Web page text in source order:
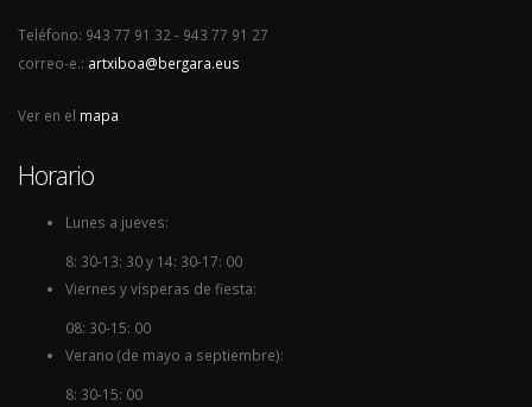
Teléfono: 943 77 91 32 - 943 77 91 27
correo-e.: artxiboa@bergara.eus
Ver en el mapa
Horario
Lunes a jueves:
8: 30-13: 30 y 14: 30-17: 00
Viernes y vísperas de fiesta:
08: 30-15: 00
Verano (de mayo a septiembre):
8: 30-15: 00